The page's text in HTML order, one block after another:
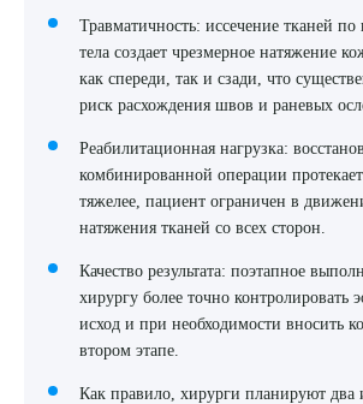
Травматичность: иссечение тканей
тела создает чрезмерное натяжение
как спереди, так и сзади, что
риск расхождения швов и раневых
Реабилитационная нагрузка:
комбинированной операции
тяжелее, пациент ограничен в
натяжения тканей со всех сторон.
Качество результата: поэтапное
хирургу более точно контролировать
исход и при необходимости вносить
втором этапе.
Как правило, хирурги планируют два